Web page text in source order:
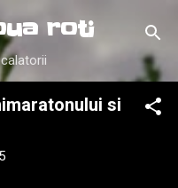
principalroti
si